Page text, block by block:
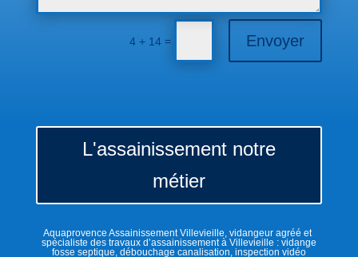
4 + 14 = Envoyer
L'assainissement notre
métier
Aquaprovence Assainissement Villevieille, vidangeur agréé et
spécialiste des travaux d’assainissement à Villevieille : vidange
fosse septique, débouchage canalisation, inspection vidéo